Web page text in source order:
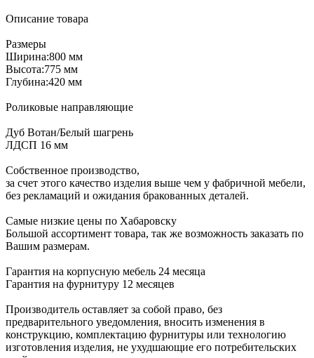
Описание товара
Размеры
Ширина:800 мм
Высота:775 мм
Глубина:420 мм
Роликовые направляющие
Дуб Вотан/Белый шагрень
ЛДСП 16 мм
Собственное производство,
за счет этого качество изделия выше чем у фабричной мебели,
без рекламаций и ожидания бракованных деталей.
Самые низкие цены по Хабаровску
Большой ассортимент товара, так же возможность заказать по
Вашим размерам.
Гарантия на корпусную мебель 24 месяца
Гарантия на фурнитуру 12 месяцев
Производитель оставляет за собой право, без
предварительного уведомления, вносить изменения в
конструкцию, комплектацию фурнитуры или технологию
изготовления изделия, не ухудшающие его потребительских